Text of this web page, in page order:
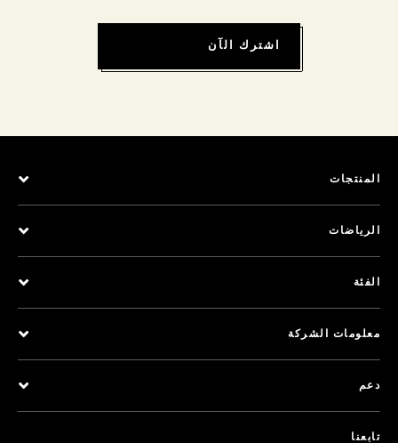
اشترك الآن
المنتجات
الرياضات
الفئة
معلومات الشركة
دعم
تابعنا